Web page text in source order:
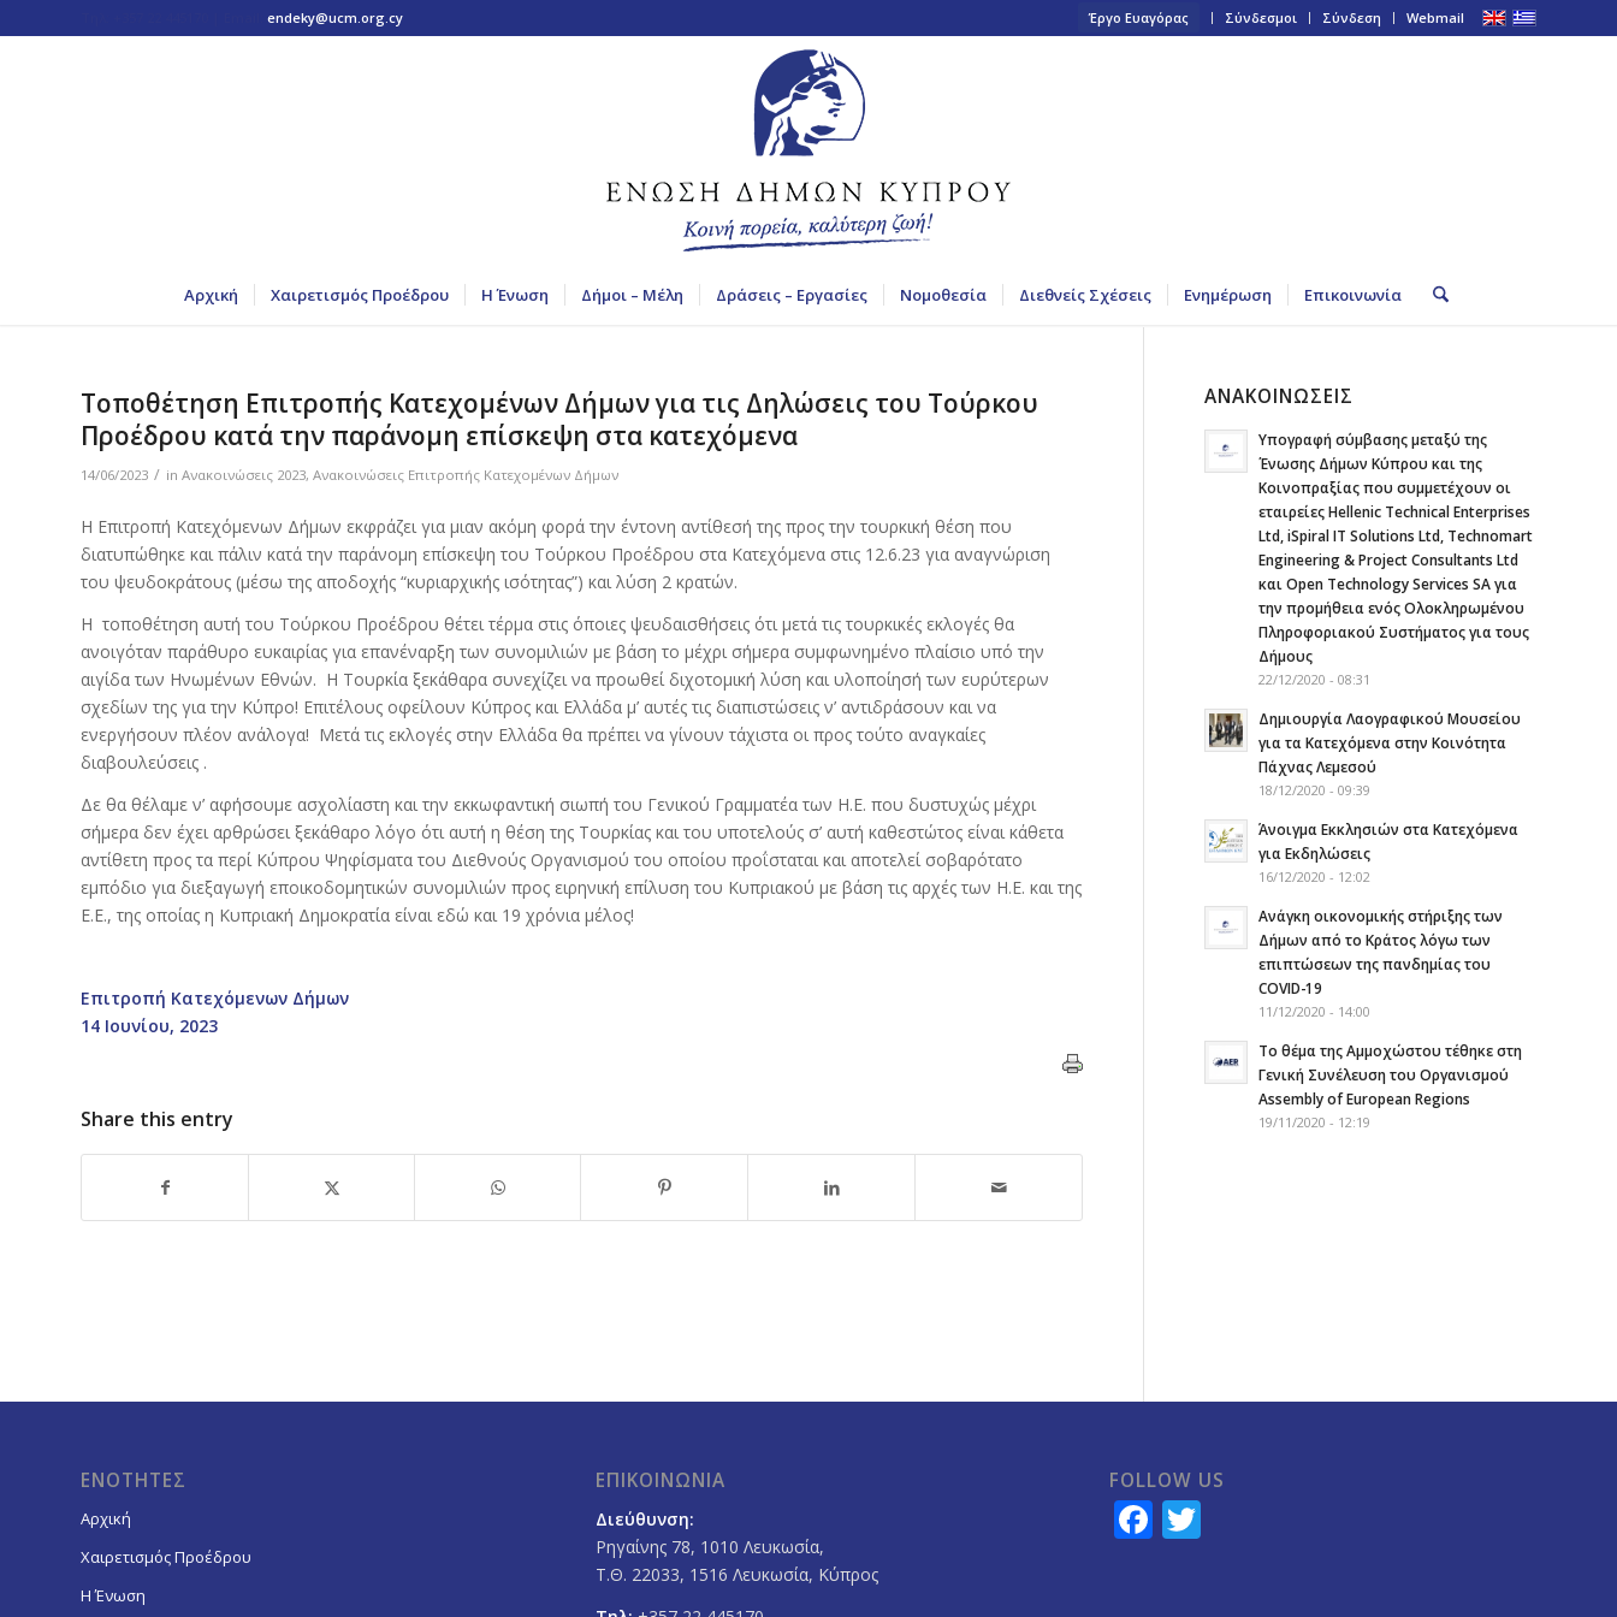
Έργο Ευαγόρας Σύνδεσμοι Σύνδεση Webmail
endeky@ucm.org.cy
Αρχική Χαιρετισμός Προέδρου Η Ένωση Δήμοι – Μέλη Δράσεις – Εργασίες Νομοθεσία Διεθνείς Σχέσεις Ενημέρωση Επικοινωνία
Τοποθέτηση Επιτροπής Κατεχομένων Δήμων για τις Δηλώσεις του Τούρκου
Προέδρου κατά την παράνομη επίσκεψη στα κατεχόμενα
14/06/2023 / in Ανακοινώσεις 2023, Ανακοινώσεις Επιτροπής Κατεχομένων Δήμων
Η Επιτροπή Κατεχόμενων Δήμων εκφράζει για μιαν ακόμη φορά την έντονη αντίθεσή της προς την τουρκική θέση που
διατυπώθηκε και πάλιν κατά την παράνομη επίσκεψη του Τούρκου Προέδρου στα Κατεχόμενα στις 12.6.23 για αναγνώριση
του ψευδοκράτους (μέσω της αποδοχής “κυριαρχικής ισότητας”) και λύση 2 κρατών.
Η τοποθέτηση αυτή του Τούρκου Προέδρου θέτει τέρμα στις όποιες ψευδαισθήσεις ότι μετά τις τουρκικές εκλογές θα
ανοιγόταν παράθυρο ευκαιρίας για επανέναρξη των συνομιλιών με βάση το μέχρι σήμερα συμφωνημένο πλαίσιο υπό την
αιγίδα των Ηνωμένων Εθνών. Η Τουρκία ξεκάθαρα συνεχίζει να προωθεί διχοτομική λύση και υλοποίησή των ευρύτερων
σχεδίων της για την Κύπρο! Επιτέλους οφείλουν Κύπρος και Ελλάδα μ’ αυτές τις διαπιστώσεις ν’ αντιδράσουν και να
ενεργήσουν πλέον ανάλογα! Μετά τις εκλογές στην Ελλάδα θα πρέπει να γίνουν τάχιστα οι προς τούτο αναγκαίες
διαβουλεύσεις .
Δε θα θέλαμε ν’ αφήσουμε ασχολίαστη και την εκκωφαντική σιωπή του Γενικού Γραμματέα των Η.Ε. που δυστυχώς μέχρι
σήμερα δεν έχει αρθρώσει ξεκάθαρο λόγο ότι αυτή η θέση της Τουρκίας και του υποτελούς σ’ αυτή καθεστώτος είναι κάθετα
αντίθετη προς τα περί Κύπρου Ψηφίσματα του Διεθνούς Οργανισμού του οποίου προΐσταται και αποτελεί σοβαρότατο
εμπόδιο για διεξαγωγή εποικοδομητικών συνομιλιών προς ειρηνική επίλυση του Κυπριακού με βάση τις αρχές των Η.Ε. και της
Ε.Ε., της οποίας η Κυπριακή Δημοκρατία είναι εδώ και 19 χρόνια μέλος!
Επιτροπή Κατεχόμενων Δήμων
14 Ιουνίου, 2023
Share this entry
ΑΝΑΚΟΙΝΩΣΕΙΣ
Υπογραφή σύμβασης μεταξύ της
Ένωσης Δήμων Κύπρου και της
Κοινοπραξίας που συμμετέχουν οι
εταιρείες Hellenic Technical Enterprises
Ltd, iSpiral IT Solutions Ltd, Technomart
Engineering & Project Consultants Ltd
και Open Technology Services SA για
την προμήθεια ενός Ολοκληρωμένου
Πληροφοριακού Συστήματος για τους
Δήμους
22/12/2020 - 08:31
Δημιουργία Λαογραφικού Μουσείου
για τα Κατεχόμενα στην Κοινότητα
Πάχνας Λεμεσού
18/12/2020 - 09:39
Άνοιγμα Εκκλησιών στα Κατεχόμενα
για Εκδηλώσεις
16/12/2020 - 12:02
Ανάγκη οικονομικής στήριξης των
Δήμων από το Κράτος λόγω των
επιπτώσεων της πανδημίας του
COVID-19
11/12/2020 - 14:00
Το θέμα της Αμμοχώστου τέθηκε στη
Γενική Συνέλευση του Οργανισμού
Assembly of European Regions
19/11/2020 - 12:19
ΕΝΟΤΗΤΕΣ
Αρχική
Χαιρετισμός Προέδρου
Η Ένωση
ΕΠΙΚΟΙΝΩΝΙΑ
Διεύθυνση:
Ρηγαίνης 78, 1010 Λευκωσία,
Τ.Θ. 22033, 1516 Λευκωσία, Κύπρος
FOLLOW US
Facebook